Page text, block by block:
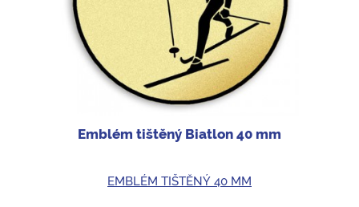
Emblém tištěný Biatlon 40 mm
EMBLÉM TIŠTĚNÝ 40 MM